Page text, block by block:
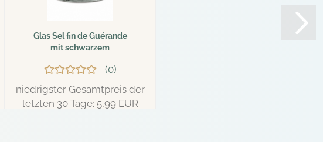
Glas Sel fin de Guérande
mit schwarzem
0
niedrigster Gesamtpreis der
letzten 30 Tage: 5,99 EUR